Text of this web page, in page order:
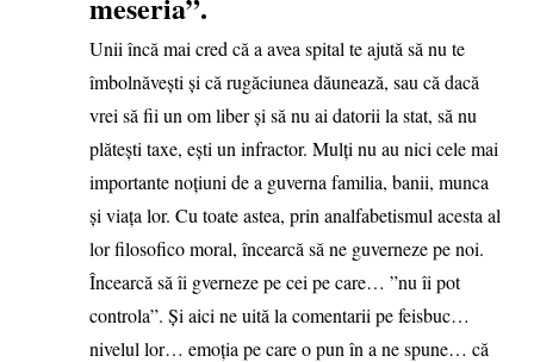
Unii încă mai cred că a avea spital te ajută să nu te
îmbolnăvești și că rugăciunea dăunează, sau că dacă
vrei să fii un om liber și să nu ai datorii la stat, să nu
plătești taxe, ești un infractor. Mulți nu au nici cele mai
importante noțiuni de a guverna familia, banii, munca
și viața lor. Cu toate astea, prin analfabetismul acesta al
lor filosofico moral, încearcă să ne guverneze pe noi.
Încearcă să îi gverneze pe cei pe care… ”nu îi pot
controla”. Și aici ne uită la comentarii pe feisbuc…
nivelul lor… emoția pe care o pun în a ne spune… că